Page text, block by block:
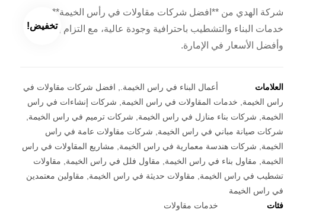
تخفيض!
شركة الهدي من **افضل شركات مقاولات في رأس الخيمة**، تقدم
خدمات البناء والتشطيب باحترافية وجودة عالية، مع التزام بالمواعيد
وأفضل الأسعار في الإمارة.
العلامات أعمال البناء في راس الخيمة.
افضل شركات مقاولات في
راس الخيمة
خدمات المقاولات في راس الخيمة
شركات إنشاءات في راس
الخيمة
شركات بناء منازل في راس الخيمة شركات ترميم في راس الخيمة
شركات صيانة مباني في راس الخيمة
شركات مقاولات عامة في راس
الخيمة
شركات هندسة معمارية في راس الخيمة
مشاريع المقاولات في راس
الخيمة
مقاول بناء في راس الخيمة مقاول فلل في راس الخيمة
مقاولات
تشطيب في راس الخيمة
مقاولات حديثة في راس الخيمة
مقاولين معتمدين
في راس الخيمة
فئات
خدمات مقاولات